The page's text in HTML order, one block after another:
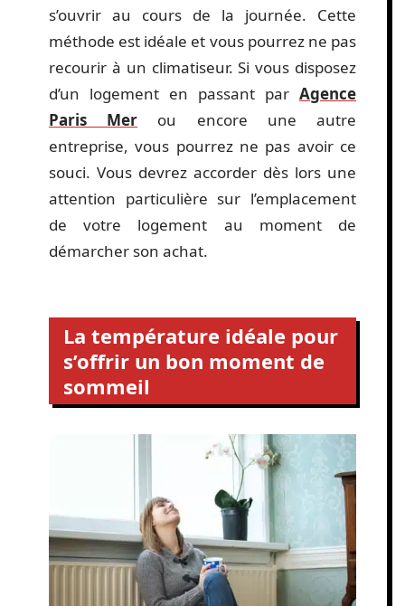
s’ouvrir au cours de la journée. Cette
méthode est idéale et vous pourrez ne pas
recourir à un climatiseur. Si vous disposez
d’un logement en passant par Agence
Paris Mer ou encore une autre
entreprise, vous pourrez ne pas avoir ce
souci. Vous devrez accorder dès lors une
attention particulière sur l’emplacement
de votre logement au moment de
démarcher son achat.
La température idéale pour
s’offrir un bon moment de
sommeil